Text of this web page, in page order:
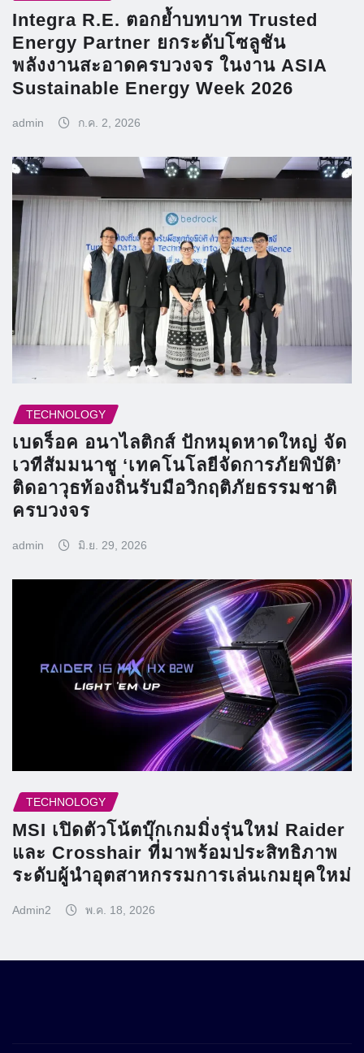
Integra R.E. ตอกย้ำบทบาท Trusted
Energy Partner ยกระดับโซลูชัน
พลังงานสะอาดครบวงจร ในงาน ASIA
Sustainable Energy Week 2026
admin ก.ค. 2, 2026
TECHNOLOGY
เบดร็อค อนาไลติกส์ ปักหมุดหาดใหญ่ จัด
เวทีสัมมนาชู ‘เทคโนโลยีจัดการภัยพิบัติ’
ติดอาวุธท้องถิ่นรับมือวิกฤติภัยธรรมชาติ
ครบวงจร
admin มิ.ย. 29, 2026
TECHNOLOGY
MSI เปิดตัวโน้ตบุ๊กเกมมิ่งรุ่นใหม่ Raider
และ Crosshair ที่มาพร้อมประสิทธิภาพ
ระดับผู้นำอุตสาหกรรมการเล่นเกมยุคใหม่
Admin2 พ.ค. 18, 2026